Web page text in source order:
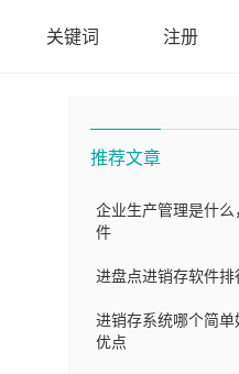
关键词 注册
推荐文章
企业生产管理是什
件
进盘点进销存软件排
进销存系统哪个简
优点